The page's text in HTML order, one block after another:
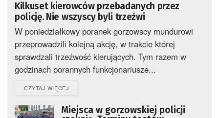
Kilkuset kierowców przebadanych przez
policję. Nie wszyscy byli trzeźwi
W poniedziałkowy poranek gorzowscy mundurowi
przeprowadzili kolejną akcję, w trakcie której
sprawdzali trzeźwość kierujących. Tym razem w
godzinach porannych funkcjonariusze...
CZYTAJ WIĘCEJ
Miejsca w gorzowskiej policji